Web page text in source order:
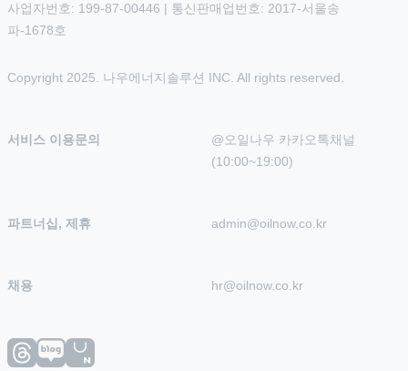
사업자번호: 199-87-00446 | 통신판매업번호: 2017-서울송
파-1678호
Copyright 2025. 나우에너지솔루션 INC. All rights reserved.
서비스 이용문의
@오일나우 카카오톡채널
(10:00~19:00)
파트너십, 제휴 admin@oilnow.co.kr
채용 hr@oilnow.co.kr